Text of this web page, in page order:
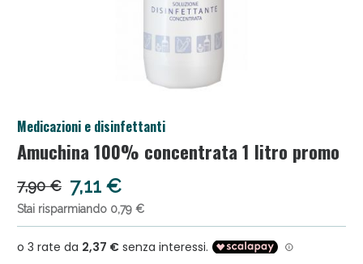
Medicazioni e disinfettanti
Amuchina 100% concentrata 1 litro promo
7,90 € 7,11 €
Stai risparmiando 0,79 €
Salini e Multivitaminici: oggi Sconto extra fino al